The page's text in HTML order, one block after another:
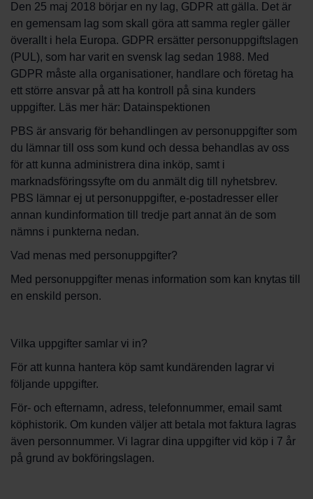
Den 25 maj 2018 börjar en ny lag, GDPR att gälla. Det är
en gemensam lag som skall göra att samma regler gäller
överallt i hela Europa. GDPR ersätter personuppgiftslagen
(PUL), som har varit en svensk lag sedan 1988. Med
GDPR måste alla organisationer, handlare och företag ha
ett större ansvar på att ha kontroll på sina kunders
uppgifter. Läs mer här: Datainspektionen
PBS är ansvarig för behandlingen av personuppgifter som
du lämnar till oss som kund och dessa behandlas av oss
för att kunna administrera dina inköp, samt i
marknadsföringssyfte om du anmält dig till nyhetsbrev.
PBS lämnar ej ut personuppgifter, e-postadresser eller
annan kundinformation till tredje part annat än de som
nämns i punkterna nedan.
Vad menas med personuppgifter?
Med personuppgifter menas information som kan knytas till
en enskild person.
Vilka uppgifter samlar vi in?
För att kunna hantera köp samt kundärenden lagrar vi
följande uppgifter.
För- och efternamn, adress, telefonnummer, email samt
köphistorik. Om kunden väljer att betala mot faktura lagras
även personnummer. Vi lagrar dina uppgifter vid köp i 7 år
på grund av bokföringslagen.